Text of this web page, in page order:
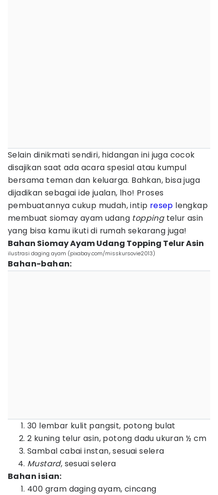
Selain dinikmati sendiri, hidangan ini juga cocok
disajikan saat ada acara spesial atau kumpul
bersama teman dan keluarga. Bahkan, bisa juga
dijadikan sebagai ide jualan, lho! Proses
pembuatannya cukup mudah, intip resep lengkap
membuat siomay ayam udang toppingtelur asin
yang bisa kamu ikuti di rumah sekarang juga!
Bahan Siomay Ayam Udang Topping Telur Asin
ilustrasi daging ayam (pixabay.com/misskursovie2013)
Bahan-bahan:
30 lembar kulit pangsit, potong bulat
2 kuning telur asin, potong dadu ukuran ½ cm
Sambal cabai instan, sesuai selera
Mustard, sesuai selera
Bahan isian:
400 gram daging ayam, cincang